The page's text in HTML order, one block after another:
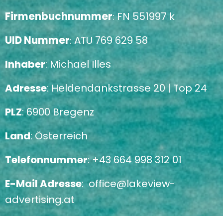
Firmenbuchnummer:FN 551997 k
UID Nummer:ATU 769 629 58
Inhaber: Michael Illes
Adresse: Heldendankstrasse 20 | Top 24
PLZ: 6900 Bregenz
Land: Österreich
Telefonnummer: +43 664 998 312 01
E-Mail Adresse: office@lakeview-
advertising.at